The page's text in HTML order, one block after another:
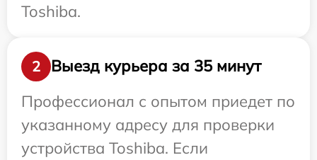
Toshiba.
2
Выезд курьера за 35 минут
Профессионал с опытом приедет по
указанному адресу для проверки
устройства Toshiba. Если